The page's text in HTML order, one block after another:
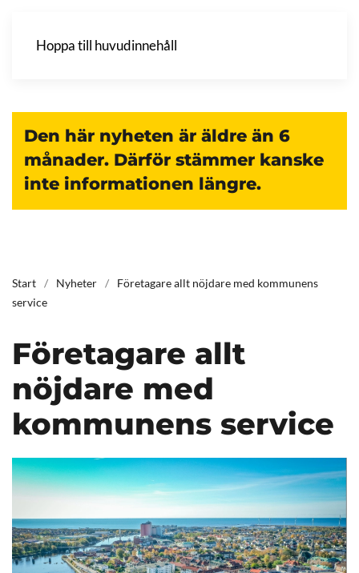
Hoppa till huvudinnehåll
Den här nyheten är äldre än 6
månader. Därför stämmer kanske
inte informationen längre.
Start Nyheter
Företagare allt nöjdare med kommunens
service
Företagare allt
nöjdare med
kommunens service